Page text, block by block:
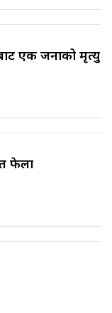
एक जनाको मृत्यु
फेला